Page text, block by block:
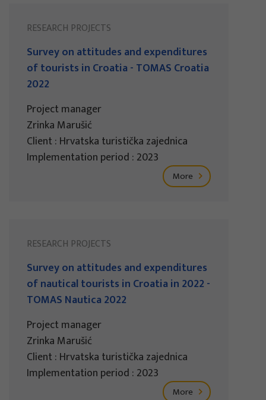
RESEARCH PROJECTS
Survey on attitudes and expenditures
of tourists in Croatia - TOMAS Croatia
2022
Project manager
Zrinka Marušić
Client : Hrvatska turistička zajednica
Implementation period : 2023
More
RESEARCH PROJECTS
Survey on attitudes and expenditures
of nautical tourists in Croatia in 2022 -
TOMAS Nautica 2022
Project manager
Zrinka Marušić
Client : Hrvatska turistička zajednica
Implementation period : 2023
More